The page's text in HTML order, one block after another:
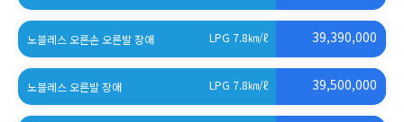
노블레스 오른손 오른발 장애 LPG 7.8㎞/ℓ 39,390,000
노블레스 오른발 장애 LPG 7.8㎞/ℓ 39,500,000